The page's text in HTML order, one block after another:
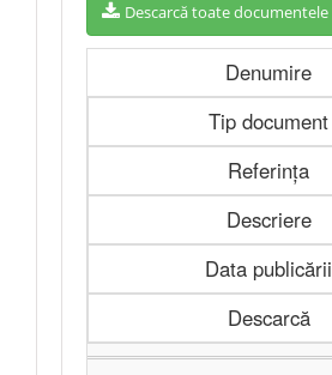
Descarcă toate documentele
Denumire
Tip document
Referința
Descriere
Data publicării
Descarcă